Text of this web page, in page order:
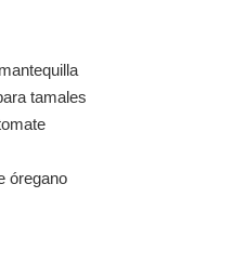
tamales
óregano